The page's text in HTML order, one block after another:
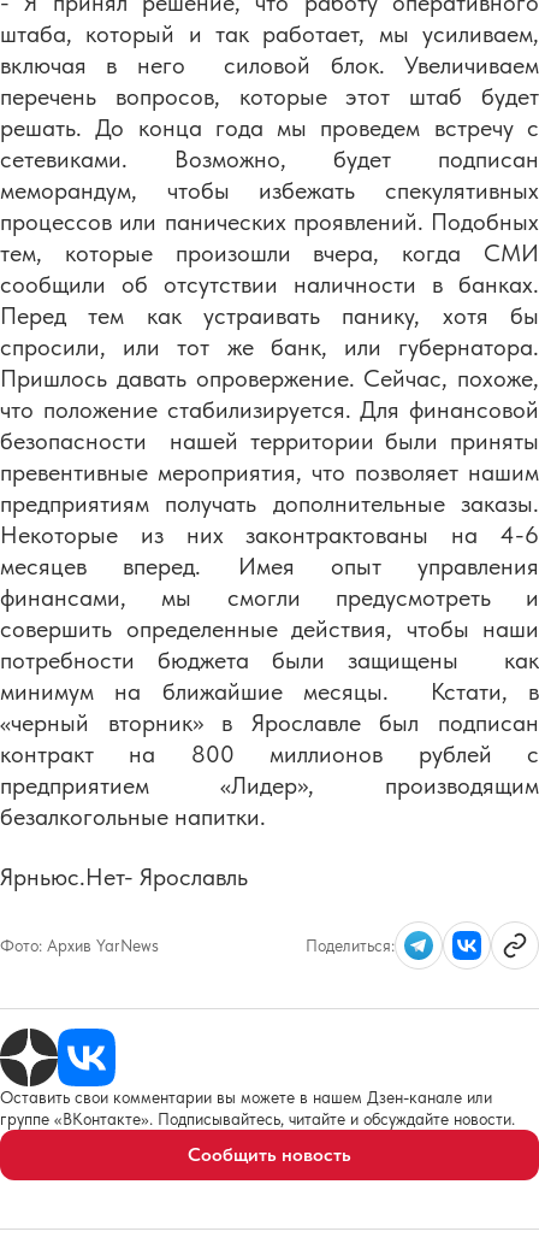
штаба, который и так работает, мы усиливаем,
включая в него силовой блок. Увеличиваем
перечень вопросов, которые этот штаб будет
решать. До конца года мы проведем встречу с
сетевиками. Возможно, будет подписан
меморандум, чтобы избежать спекулятивных
процессов или панических проявлений. Подобных
тем, которые произошли вчера, когда СМИ
сообщили об отсутствии наличности в банках.
Перед тем как устраивать панику, хотя бы
спросили, или тот же банк, или губернатора.
Пришлось давать опровержение. Сейчас, похоже,
что положение стабилизируется. Для финансовой
безопасности нашей территории были приняты
превентивные мероприятия, что позволяет нашим
предприятиям получать дополнительные заказы.
Некоторые из них законтрактованы на 4-6
месяцев вперед. Имея опыт управления
финансами, мы смогли предусмотреть и
совершить определенные действия, чтобы наши
потребности бюджета были защищены как
минимум на ближайшие месяцы. Кстати, в
«черный вторник» в Ярославле был подписан
контракт на 800 миллионов рублей с
предприятием «Лидер», производящим
безалкогольные напитки.
Ярньюс.Нет- Ярославль
Фото: Архив YarNews Поделиться:
Оставить свои комментарии вы можете в нашем Дзен-канале или
группе «ВКонтакте». Подписывайтесь, читайте и обсуждайте новости.
Сообщить новость